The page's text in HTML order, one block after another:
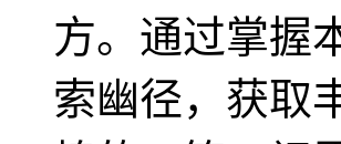
方。通过掌握
索幽径，获取